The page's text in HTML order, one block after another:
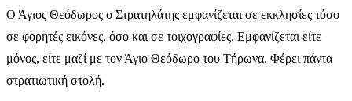
Ο Άγιος Θεόδωρος ο Στρατηλάτης εμφανίζεται σε εκκλησίες τόσο
σε φορητές εικόνες, όσο και σε τοιχογραφίες. Εμφανίζεται είτε
μόνος, είτε μαζί με τον Άγιο Θεόδωρο του Τήρωνα. Φέρει πάντα
στρατιωτική στολή.